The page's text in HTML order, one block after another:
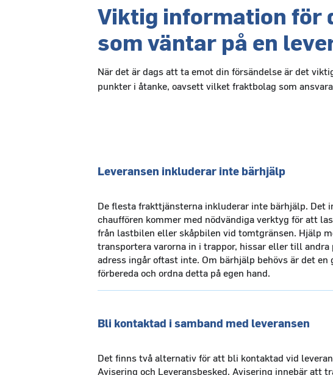
Viktig information för
som väntar på en
När det är dags att ta emot din försändelse är det
punkter i åtanke, oavsett vilket fraktbolag som
Leveransen inkluderar inte bärhjälp
De flesta frakttjänsterna inkluderar inte bärhjälp. Det
chauffören kommer med nödvändiga verktyg för att
från lastbilen eller skåpbilen vid tomtgränsen. Hjälp
transportera varorna in i trappor, hissar eller till andra
adress ingår oftast inte. Om bärhjälp behövs är det en
förbereda och ordna detta på egen hand.
Bli kontaktad i samband med leveransen
Det finns två alternativ för att bli kontaktad vid
Avisering och Leveransbesked. Avisering innebär att